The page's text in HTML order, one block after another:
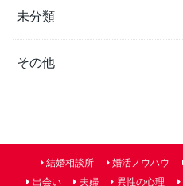
未分類
その他
結婚相談所 婚活ノウハウ
出会い
夫婦 異性の心理